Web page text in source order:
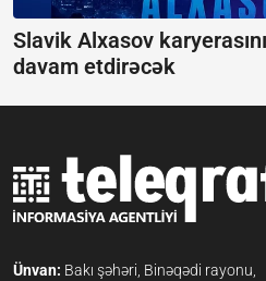
Slavik Alxasov
davam etdirəcək
Ünvan: Bakı şəhəri, Binəqədi rayonu,